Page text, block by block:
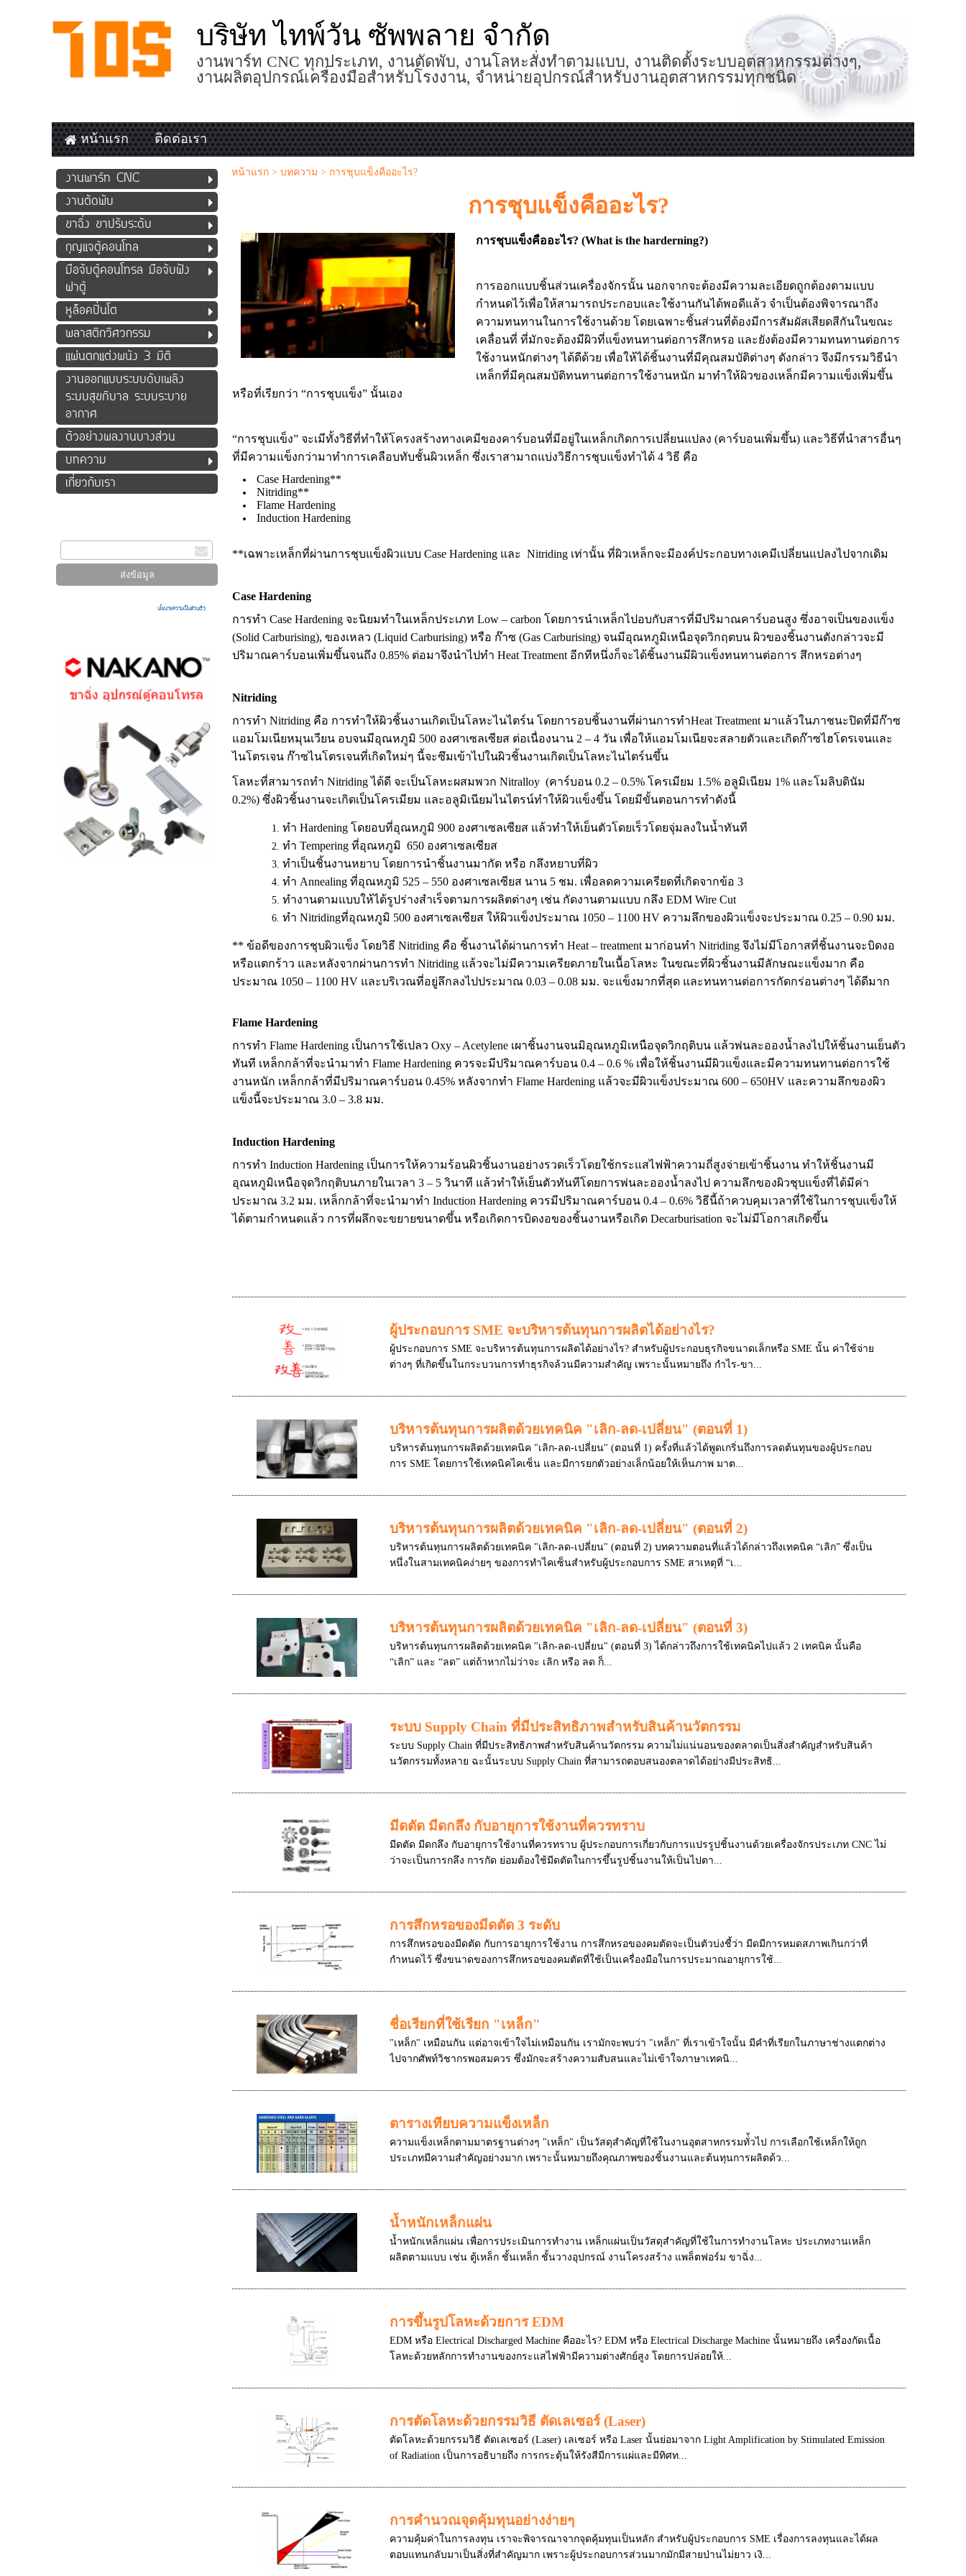
บริษัท ไทพ์วัน ซัพพลาย จำกัด
งานพาร์ท CNC ทุกประเภท, งานตัดพับ, งานโลหะสั่งทำตามแบบ, งานติดตั้งระบบอุตสาหกรรมต่างๆ,
งานผลิตอุปกรณ์เครื่องมือสำหรับโรงงาน, จำหน่ายอุปกรณ์สำหรับงานอุตสาหกรรมทุกชนิด
หน้าแรก ติดต่อเรา
งานพาร์ท CNC
งานตัดพับ
ขาฉิ่ง ขาปรับระดับ
กุญแจตู้คอนโทล
มือจับตู้คอนโทรล มือจับฝัง
ฝาตู้
หูล็อคปิ่นโต
พลาสติกวิศวกรรม
แผ่นตกแต่งผนัง 3 มิติ
งานออกแบบระบบดับเพลิง
ระบบสุขภิบาล ระบบระบาย
อากาศ
ตัวอย่างผลงานบางส่วน
บทความ
เกี่ยวกับเรา
นโยบายความเป็นส่วนตัว
หน้าแรก> บทความ > การชุบแข็งคืออะไร?
การชุบแข็งคืออะไร?
การชุบแข็งคืออะไร? (What is the harderning?)
การออกแบบชิ้นส่วนเครื่องจักรนั้น นอกจากจะต้องมีความละเอียดถูกต้องตามแบบ
กำหนดไว้เพื่อให้สามารถประกอบและใช้งานกันได้พอดีแล้ว จำเป็นต้องพิจารณาถึง
ความทนทานในการใช้งานด้วย โดยเฉพาะชิ้นส่วนที่ต้องมีการสัมผัสเสียดสีกันในขณะ
เคลื่อนที่ ที่มักจะต้องมีผิวที่แข็งทนทานต่อการสึกหรอ และยังต้องมีความทนทานต่อการ
ใช้งานหนักต่างๆ ได้ดีด้วย เพื่อให้ได้ชิ้นงานที่มีคุณสมบัติต่างๆ ดังกล่าว จึงมีกรรมวิธีนำ
เหล็กที่มีคุณสมบัติทนทานต่อการใช้งานหนัก มาทำให้ผิวของเหล็กมีความแข็งเพิ่มขึ้น
หรือที่เรียกว่า “การชุบแข็ง” นั้นเอง
“การชุบแข็ง” จะเมีทั้งวิธีที่ทำให้โครงสร้างทางเคมีของคาร์บอนที่มีอยู่ในเหล็กเกิดการเปลี่ยนแปลง (คาร์บอนเพิ่มขึ้น) และวิธีที่นำสารอื่นๆ
ที่มีความแข็งกว่ามาทำการเคลือบทับชั้นผิวเหล็ก ซึ่งเราสามาถแบ่งวิธีการชุบแข็งทำได้ 4 วิธี คือ
Case Hardening**
Nitriding**
Flame Hardening
Induction Hardening
**เฉพาะเหล็กที่ผ่านการชุบแข็งผิวแบบ Case Hardening และ Nitriding เท่านั้น ที่ผิวเหล็กจะมีองค์ประกอบทางเคมีเปลี่ยนแปลงไปจากเดิม
Case Hardening
การทำ Case Hardening จะนิยมทำในเหล็กประเภท Low – carbon โดยการนำเหล็กไปอบกับสารที่มีปริมาณคาร์บอนสูง ซึ่งอาจเป็นของแข็ง
(Solid Carburising), ของเหลว (Liquid Carburising)หรือ ก๊าซ (Gas Carburising)จนมีอุณหภูมิเหนือจุดวิกฤตบน ผิวของชิ้นงานดังกล่าวจะมี
ปริมาณคาร์บอนเพิ่มขึ้นจนถึง 0.85% ต่อมาจึงนำไปทำ Heat Treatment อีกทีหนึ่งก็จะได้ชิ้นงานมีผิวแข็งทนทานต่อการ สึกหรอต่างๆ
Nitriding
การทำ Nitriding คือ การทำให้ผิวชิ้นงานเกิดเป็นโลหะไนไตร์น โดยการอบชิ้นงานที่ผ่านการทำHeat Treatment มาแล้วในภาชนะปิดที่มีก๊าซ
แอมโมเนียหมุนเวียน อบจนมีอุณหภูมิ 500 องศาเซลเซียส ต่อเนื่องนาน 2 – 4 วัน เพื่อให้แอมโมเนียจะสลายตัวและเกิดก๊าซไฮโดรเจนและ
ไนโตรเจน ก๊าซไนโตรเจนที่เกิดใหม่ๆ นี้จะซึมเข้าไปในผิวชิ้นงานเกิดเป็นโลหะไนไตร์นขึ้น
โลหะที่สามารถทำ Nitriding ได้ดี จะเป็นโลหะผสมพวก Nitralloy (คาร์บอน 0.2 – 0.5% โครเมียม 1.5% อลูมิเนียม 1% และโมลิบดินัม
0.2%) ซึ่งผิวชิ้นงานจะเกิดเป็นโครเมียม และอลูมิเนียมไนไตรน์ทำให้ผิวแข็งขึ้น โดยมีขั้นตอนการทำดังนี้
ทำ Hardening โดยอบที่อุณหภูมิ 900 องศาเซลเซียส แล้วทำให้เย็นตัวโดยเร็วโดยจุ่มลงในน้ำทันที
ทำ Tempering ที่อุณหภูมิ 650 องศาเซลเซียส
ทำเป็นชิ้นงานหยาบ โดยการนำชิ้นงานมากัด หรือ กลึงหยาบที่ผิว
ทำ Annealing ที่อุณหภูมิ 525 – 550 องศาเซลเซียส นาน 5 ชม. เพื่อลดความเครียดที่เกิดจากข้อ 3
ทำงานตามแบบให้ได้รูปร่างสำเร็จตามการผลิตต่างๆ เช่น กัดงานตามแบบ กลึง EDM Wire Cut
ทำ Nitridingที่อุณหภูมิ 500 องศาเซลเซียส ให้ผิวแข็งประมาณ 1050 – 1100 HV ความลึกของผิวแข็งจะประมาณ 0.25 – 0.90 มม.
** ข้อดีของการชุบผิวแข็ง โดยวิธี Nitriding คือ ชิ้นงานได้ผ่านการทำ Heat – treatment มาก่อนทำ Nitriding จึงไม่มีโอกาสที่ชิ้นงานจะบิดงอ
หรือแตกร้าว และหลังจากผ่านการทำ Nitriding แล้วจะไม่มีความเครียดภายในเนื้อโลหะ ในขณะที่ผิวชิ้นงานมีลักษณะแข็งมาก คือ
ประมาณ 1050 – 1100 HV และบริเวณที่อยู่ลึกลงไปประมาณ 0.03 – 0.08 มม. จะแข็งมากที่สุด และทนทานต่อการกัดกร่อนต่างๆ ได้ดีมาก
Flame Hardening
การทำ Flame Hardening เป็นการใช้เปลว Oxy – Acetylene เผาชิ้นงานจนมิอุณหภูมิเหนือจุดวิกฤติบน แล้วพ่นละอองน้ำลงไปให้ชิ้นงานเย็นตัว
ทันที เหล็กกล้าที่จะนำมาทำ Flame Hardening ควรจะมีปริมาณคาร์บอน 0.4 – 0.6 % เพื่อให้ชิ้นงานมีผิวแข็งและมีความทนทานต่อการใช้
งานหนัก เหล็กกล้าที่มีปริมาณคาร์บอน 0.45% หลังจากทำ Flame Hardening แล้วจะมีผิวแข็งประมาณ 600 – 650HV และความลึกของผิว
แข็งนี้จะประมาณ 3.0 – 3.8 มม.
Induction Hardening
การทำ Induction Hardening เป็นการให้ความร้อนผิวชิ้นงานอย่างรวดเร็วโดยใช้กระแสไฟฟ้าความถี่สูงจ่ายเข้าชิ้นงาน ทำให้ชิ้นงานมี
อุณหภูมิเหนือจุดวิกฤติบนภายในเวลา 3 – 5 วินาที แล้วทำให้เย็นตัวทันทีโดยการพ่นละอองน้ำลงไป ความลึกของผิวชุบแข็งที่ได้มีค่า
ประมาณ 3.2 มม. เหล็กกล้าที่จะนำมาทำ Induction Hardening ควรมีปริมาณคาร์บอน 0.4 – 0.6% วิธีนี้ถ้าควบคุมเวลาที่ใช้ในการชุบแข็งให้
ได้ตามกำหนดแล้ว การที่ผลึกจะขยายขนาดขึ้น หรือเกิดการบิดงอของชิ้นงานหรือเกิด Decarburisation จะไม่มีโอกาสเกิดขึ้น
ผู้ประกอบการ SME จะบริหารต้นทุนการผลิตได้อย่างไร?
ผู้ประกอบการ SME จะบริหารต้นทุนการผลิตได้อย่างไร? สำหรับผู้ประกอบธุรกิจขนาดเล็กหรือ SME นั้น ค่าใช้จ่าย
ต่างๆ ที่เกิดขึ้นในกระบวนการทำธุรกิจล้วนมีความสำคัญ เพราะนั้นหมายถึง กำไร-ขา...
บริหารต้นทุนการผลิตด้วยเทคนิค "เลิก-ลด-เปลี่ยน" (ตอนที่ 1)
บริหารต้นทุนการผลิตด้วยเทคนิค "เลิก-ลด-เปลี่ยน" (ตอนที่ 1) ครั้งที่แล้วได้พูดเกริ่นถึงการลดต้นทุนของผู้ประกอบ
การ SME โดยการใช้เทคนิคไคเซ็น และมีการยกตัวอย่างเล็กน้อยให้เห็นภาพ มาต...
บริหารต้นทุนการผลิตด้วยเทคนิค "เลิก-ลด-เปลี่ยน" (ตอนที่ 2)
บริหารต้นทุนการผลิตด้วยเทคนิค "เลิก-ลด-เปลี่ยน" (ตอนที่ 2) บทความตอนที่แล้วได้กล่าวถึงเทคนิค “เลิก” ซึ่งเป็น
หนึ่งในสามเทคนิคง่ายๆ ของการทำไคเซ็นสำหรับผู้ประกอบการ SME สาเหตุที่ “เ...
บริหารต้นทุนการผลิตด้วยเทคนิค "เลิก-ลด-เปลี่ยน" (ตอนที่ 3)
บริหารต้นทุนการผลิตด้วยเทคนิค "เลิก-ลด-เปลี่ยน" (ตอนที่ 3) ได้กล่าวถึงการใช้เทคนิคไปแล้ว 2 เทคนิค นั้นคือ
“เลิก” และ “ลด” แต่ถ้าหากไม่ว่าจะ เลิก หรือ ลด ก็...
ระบบ Supply Chain ที่มีประสิทธิภาพสำหรับสินค้านวัตกรรม
ระบบ Supply Chain ที่มีประสิทธิภาพสำหรับสินค้านวัตกรรม ความไม่แน่นอนของตลาดเป็นสิ่งสำคัญสำหรับสินค้า
นวัตกรรมทั้งหลาย ฉะนั้นระบบ Supply Chain ที่สามารถตอบสนองตลาดได้อย่างมีประสิทธิ...
มีดตัด มีดกลึง กับอายุการใช้งานที่ควรทราบ
มีดตัด มีดกลึง กับอายุการใช้งานที่ควรทราบ ผู้ประกอบการเกี่ยวกับการแปรรูปชิ้นงานด้วยเครื่องจักรประเภท CNC ไม่
ว่าจะเป็นการกลึง การกัด ย่อมต้องใช้มีดตัดในการขึ้นรูปชิ้นงานให้เป็นไปตา...
การสึกหรอของมีดตัด 3 ระดับ
การสึกหรอของมีดตัด กับการอายุการใช้งาน การสึกหรอของคมตัดจะเป็นตัวบ่งชี้ว่า มีดมีการหมดสภาพเกินกว่าที่
กำหนดไว้ ซึ่งขนาดของการสึกหรอของคมตัดที่ใช้เป็นเครื่องมือในการประมาณอายุการใช้...
ชื่อเรียกที่ใช้เรียก "เหล็ก"
"เหล็ก" เหมือนกัน แต่อาจเข้าใจไม่เหมือนกัน เรามักจะพบว่า "เหล็ก" ที่เราเข้าใจนั้น มีคำที่เรียกในภาษาช่างแตกต่าง
ไปจากศัพท์วิชากรพอสมควร ซึ่งมักจะสร้างความสับสนและไม่เข้าใจภาษาเทคนิ...
ตารางเทียบความแข็งเหล็ก
ความแข็งเหล็กตามมาตรฐานต่างๆ "เหล็ก" เป็นวัสดุสำคัญที่ใช้ในงานอุตสาหกรรมทั่้วไป การเลือกใช้เหล็กให้ถูก
ประเภทมีความสำคัญอย่างมาก เพราะนั้นหมายถึงคุณภาพของชิ้นงานและต้นทุนการผลิตด้ว...
น้ำหนักเหล็กแผ่น
น้ำหนักเหล็กแผ่น เพื่อการประเมินการทำงาน เหล็กแผ่นเป็นวัสดุสำคัญที่ใช้ในการทำงานโลหะ ประเภทงานเหล็ก
ผลิตตามแบบ เช่น ตู้เหล็ก ชั้นเหล็ก ชั้นวางอุปกรณ์ งานโครงสร้าง แพล็ตฟอร์ม ขาฉิ่ง...
การขึ้นรูปโลหะด้วยการ EDM
EDM หรือ Electrical Discharged Machine คืออะไร? EDM หรือ Electrical Discharge Machine นั้นหมายถึง เครื่องกัดเนื้อ
โลหะด้วยหลักการทำงานของกระแสไฟฟ้ามีความต่างศักย์สูง โดยการปล่อยให้...
การตัดโลหะด้วยกรรมวิธี ตัดเลเซอร์ (Laser)
ตัดโลหะด้วยกรรมวิธี ตัดเลเซอร์ (Laser) เลเซอร์ หรือ Laser นั้นย่อมาจาก Light Amplification by Stimulated Emission
of Radiation เป็นการอธิบายถึง การกระตุ้นให้รังสีมีการแผ่และมีทิศท...
การคำนวณจุดคุ้มทุนอย่างง่ายๆ
ความคุ้มค่าในการลงทุน เราจะพิจารณาจากจุดคุ้มทุนเป็นหลัก สำหรับผู้ประกอบการ SME เรื่องการลงทุนและได้ผล
ตอบแทนกลับมาเป็นสิ่งที่สำคัญมาก เพราะผู้ประกอบการส่วนมากมักมีสายป่านไม่ยาว เงิ...